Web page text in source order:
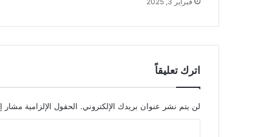
اترك تعليقاً
لن يتم نشر عنوان بريدك الإلكتروني. الحقول الإلزامية مشار